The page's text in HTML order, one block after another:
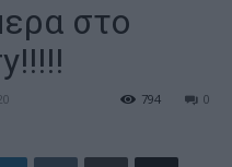
στο
0
794